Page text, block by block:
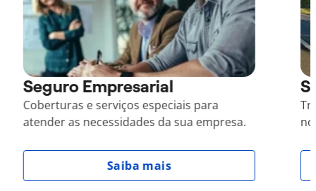
Seguro Empresarial
Coberturas e serviços especiais para
atender as necessidades da sua empresa.
Saiba mais